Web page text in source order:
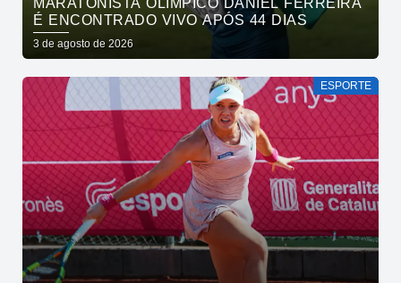
MARATONISTA OLÍMPICO DANIEL FERREIRA
É ENCONTRADO VIVO APÓS 44 DIAS
3 de agosto de 2026
ESPORTE